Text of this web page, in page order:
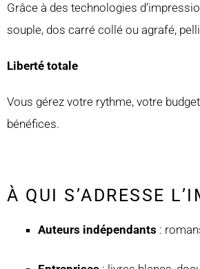
Grâce à des technologies
souple, dos carré collé ou agrafé,
Liberté totale
Vous gérez votre rythme, votre
bénéfices.
À QUI S’ADRESSE
Auteurs indépendants :